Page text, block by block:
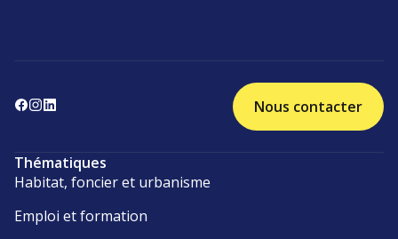
Nous contacter
Thématiques
Habitat, foncier et urbanisme
Emploi et formation